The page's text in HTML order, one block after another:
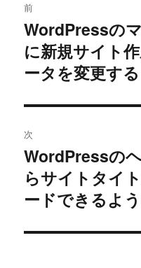
稿
ナ
ゲ
ー
シ
ョ
ン
前
過
去
の
稿:
WordPressの
に新規サイト
ータを変更する
次
次
の
投
WordPressの
らサイトタイ
ードできるよ